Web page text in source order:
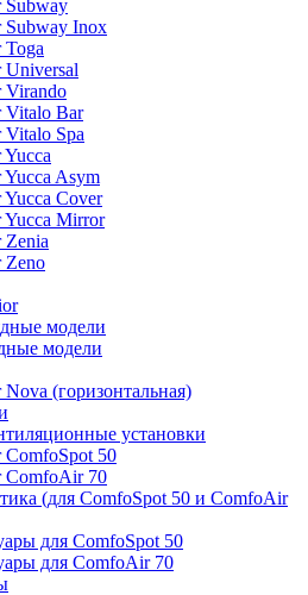
Subway
Subway Inox
Toga
Universal
Virando
Vitalo Bar
Vitalo Spa
Yucca Asym
Yucca Cover
Yucca Mirror
Zenia
Zeno
модели
модели
Nova (горизонтальная)
установки
ComfoSpot 50
ComfoAir 70
(для ComfoSpot 50 и ComfoAir
для ComfoSpot 50
для ComfoAir 70